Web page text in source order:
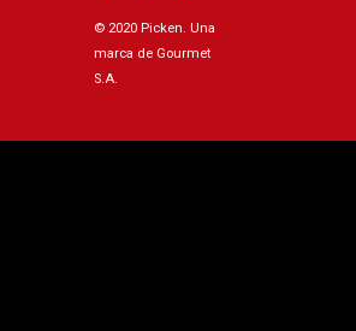
© 2020 Picken. Una
marca de Gourmet
S.A.